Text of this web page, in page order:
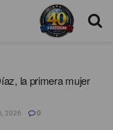
la primera mujer
2026 0